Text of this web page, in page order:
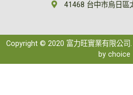
41468 台中市烏日區
Copyright © 2020 富力旺實業有限公司
by choice